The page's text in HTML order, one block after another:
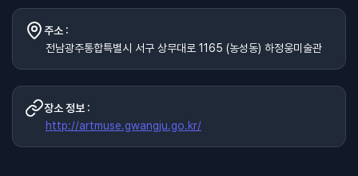
주소 :
전남광주통합특별시 서구 상무대로 1165 (농성동) 하정웅미술관
장소 정보 :
http://artmuse.gwangju.go.kr/